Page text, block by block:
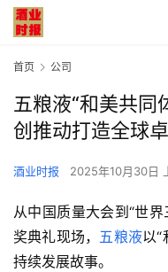
首页 公司
五粮液“和美共同
创推动打造全球
酒业时报 2025年10月30日
从中国质量大会到“世
奖典礼现场， 五粮液以
持续发展故事。